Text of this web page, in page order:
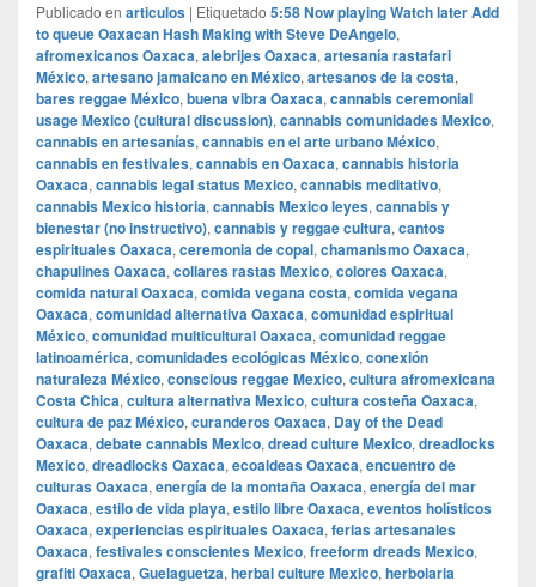
Publicado en articulos | Etiquetado 5:58 Now playing Watch later Add
to queue Oaxacan Hash Making with Steve DeAngelo,
afromexicanos Oaxaca, alebrijes Oaxaca, artesanía rastafari
México, artesano jamaicano en México, artesanos de la costa,
bares reggae México, buena vibra Oaxaca, cannabis ceremonial
usage Mexico (cultural discussion), cannabis comunidades Mexico,
cannabis en artesanías, cannabis en el arte urbano México,
cannabis en festivales, cannabis en Oaxaca, cannabis historia
Oaxaca, cannabis legal status Mexico, cannabis meditativo,
cannabis Mexico historia, cannabis Mexico leyes, cannabis y
bienestar (no instructivo), cannabis y reggae cultura, cantos
espirituales Oaxaca, ceremonia de copal, chamanismo Oaxaca,
chapulines Oaxaca, collares rastas Mexico, colores Oaxaca,
comida natural Oaxaca, comida vegana costa, comida vegana
Oaxaca, comunidad alternativa Oaxaca, comunidad espiritual
México, comunidad multicultural Oaxaca, comunidad reggae
latinoamérica, comunidades ecológicas México, conexión
naturaleza México, conscious reggae Mexico, cultura afromexicana
Costa Chica, cultura alternativa Mexico, cultura costeña Oaxaca,
cultura de paz México, curanderos Oaxaca, Day of the Dead
Oaxaca, debate cannabis Mexico, dread culture Mexico, dreadlocks
Mexico, dreadlocks Oaxaca, ecoaldeas Oaxaca, encuentro de
culturas Oaxaca, energía de la montaña Oaxaca, energía del mar
Oaxaca, estilo de vida playa, estilo libre Oaxaca, eventos holísticos
Oaxaca, experiencias espirituales Oaxaca, ferias artesanales
Oaxaca, festivales conscientes Mexico, freeform dreads Mexico,
grafiti Oaxaca, Guelaguetza, herbal culture Mexico, herbolaria